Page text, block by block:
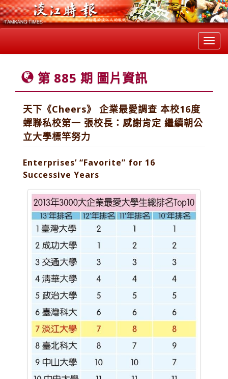
第 885 期 圖片資訊
天下《Cheers》 企業最愛調查 本校16度
蟬聯私校第一 張校長：感謝肯定 繼續朝公
立大學標竿努力
Enterprises’ “Favorite” for 16
Successive Years